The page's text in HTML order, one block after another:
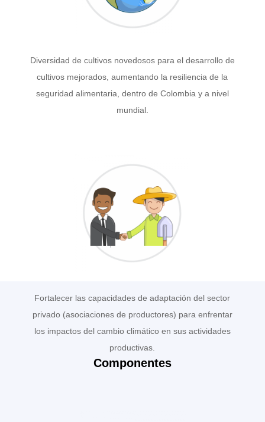
Diversidad de cultivos novedosos para el desarrollo de
cultivos mejorados, aumentando la resiliencia de la
seguridad alimentaria, dentro de Colombia y a nivel
mundial.
Fortalecer las capacidades de adaptación del sector
privado (asociaciones de productores) para enfrentar
los impactos del cambio climático en sus actividades
productivas.
Componentes